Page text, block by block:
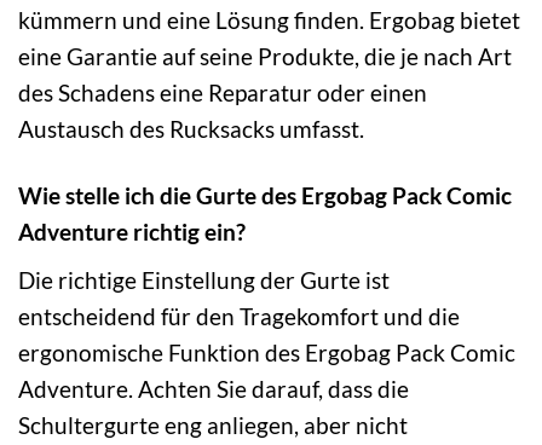
kümmern und eine Lösung finden. Ergobag bietet
eine Garantie auf seine Produkte, die je nach Art
des Schadens eine Reparatur oder einen
Austausch des Rucksacks umfasst.
Wie stelle ich die Gurte des Ergobag Pack Comic
Adventure richtig ein?
Die richtige Einstellung der Gurte ist
entscheidend für den Tragekomfort und die
ergonomische Funktion des Ergobag Pack Comic
Adventure. Achten Sie darauf, dass die
Schultergurte eng anliegen, aber nicht